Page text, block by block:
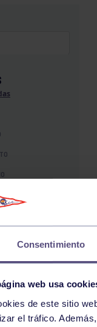
Consentimiento
web usa
de este sitio
el tráfico.